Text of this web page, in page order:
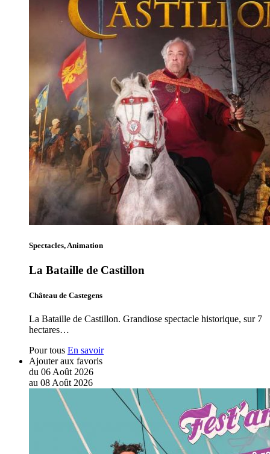
Spectacles, Animation
La Bataille de Castillon
Château de Castegens
La Bataille de Castillon. Grandiose spectacle historique, sur 7
hectares…
Pour tous En savoir
Ajouter aux favoris
du 06 Août 2026
au 08 Août 2026